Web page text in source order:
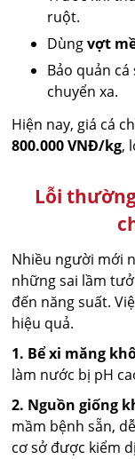
ruột.
Dùngvợt
Bảo quản
chuyển xa.
Hiện nay, giá cá
800.000 VNĐ/kg,
Lỗi
Nhiều người mới
những sai lầm
đến năng suất.
hiệu quả.
1. Bể xi măng
làm nước bị pH
2. Nguồn giống
mầm bệnh sẵn,
cơ sở được kiểm